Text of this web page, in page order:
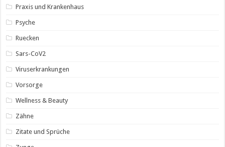
Praxis und Krankenhaus
Psyche
Ruecken
Sars-CoV2
Viruserkrankungen
Vorsorge
Wellness & Beauty
Zähne
Zitate und Sprüche